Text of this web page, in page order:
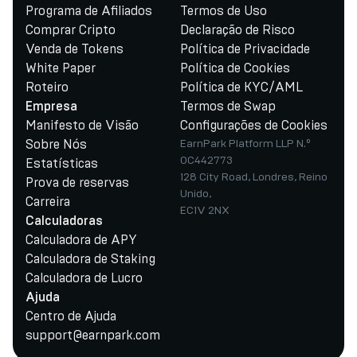
Programa de Afiliados
Comprar Cripto
Venda de Tokens
White Paper
Roteiro
Empresa
Manifesto de Visão
Sobre Nós
Estatísticas
Prova de reservas
Carreira
Calculadoras
Calculadora de APY
Calculadora de Staking
Calculadora de Lucro
Ajuda
Centro de Ajuda
support@earnpark.com
Termos de Uso
Declaração de Risco
Política de Privacidade
Política de Cookies
Política de KYC/AML
Termos de Swap
Configurações de Cookies
EarnPark Platform LLP N.º
OC442773
128 City Road, Londres, Reino
Unido,
EC1V 2NX